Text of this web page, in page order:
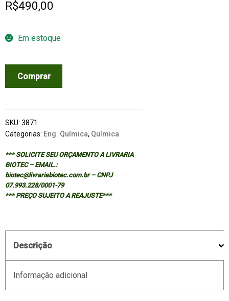
R$490,00
Em estoque
PROCESS
CPCIV
(
quantidade
Comprar
SKU: 3871
Categorias: Eng. Química, Química
*** SOLICITE SEU ORÇAMENTO A LIVRARIA
BIOTEC – EMAIL.:
biotec@livrariabiotec.com.br – CNPJ
07.993.228/0001-79
*** PREÇO SUJEITO A REAJUSTE***
Descrição
Informação adicional